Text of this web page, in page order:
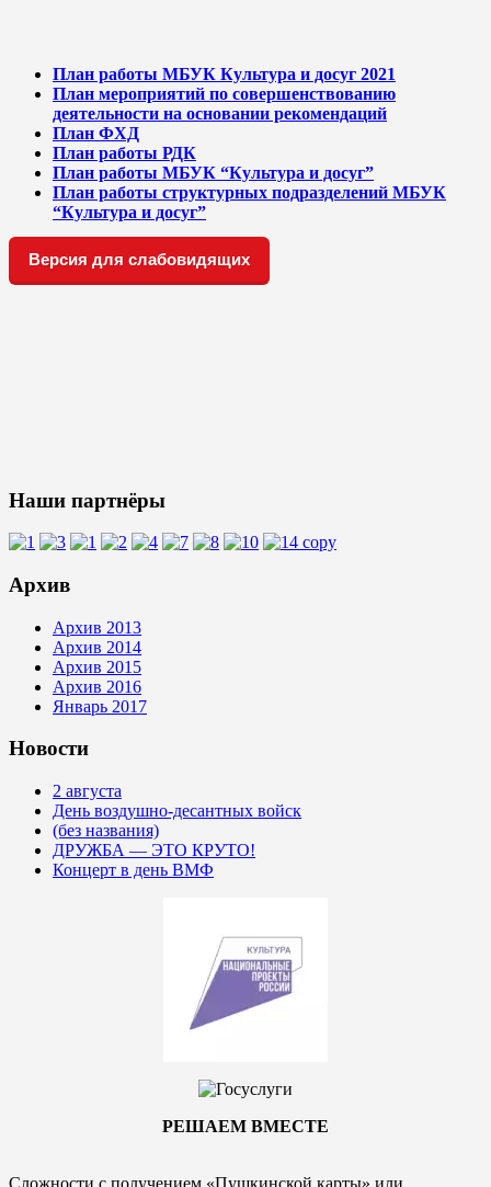
План работы МБУК Культура и досуг 2021
План мероприятий по совершенствованию
деятельности на основании рекомендаций
План ФХД
План работы РДК
План работы МБУК “Культура и досуг”
План работы структурных подразделений МБУК
“Культура и досуг”
Версия для слабовидящих
Наши партнёры
Архив
Архив 2013
Архив 2014
Архив 2015
Архив 2016
Январь 2017
Новости
2 августа
День воздушно-десантных войск
(без названия)
ДРУЖБА — ЭТО КРУТО!
Концерт в день ВМФ
РЕШАЕМ ВМЕСТЕ
Сложности с получением «Пушкинской карты» или